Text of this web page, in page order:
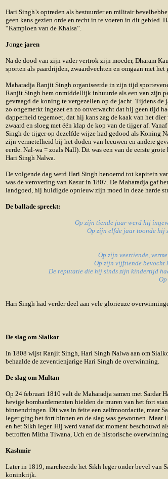
Hari Singh’s optreden als bestuurder en militair
geen kans gezien orde en recht in te voeren in dit gebied.
“Kampioen van de Khalsa”.
Jonge jaren
Na de dood van zijn vader vertrok zijn moeder, Dharam
sporten als paardrijden, zwaardvechten en omgaan met het
Maharadja Ranjit Singh organiseerde in zijn tijd
Ranjit Singh hem onmiddellijk inhuurde als een van zijn
gevraagd de koning te vergezellen op de jacht. Tijdens de
zo ongemerkt ingezet en zo onverwacht dat hij geen tijd
dapperheid tegemoet, dat hij kans zag de kaak van het
zwaard en sloeg met één klap de kop van de tijger af.
Singh de tijger op dezelfde wijze had gedood als Koning
zijn vermetelheid bij het doden van leeuwen en andere
eerde. Nal-wa = zoals Nall). Dit was een van de eerste
Hari Singh Nalwa.
De volgende dag werd Hari Singh benoemd tot kapitein
was de verovering van Kasur in 1807. De Maharadja gaf
landgoed, hij huldigde opnieuw zijn moed in deze harde
De ballade spreekt:
Op zijn tiende jaar werd hij
Op zijn elfde jaar toonde hij
Op zijn veertiende,
Op zijn vijftiende bevocht
De reputatie die hij sinds zijn kindertijd
Hari Singh had verder deel aan vele glorieuze
De slag om Sialkot
In 1808 wijst Ranjit Singh, Hari Singh Nalwa aan om
behaalde de zeventienjarige Hari Singh de overwinning.
De slag om Multan
Op 24 februari 1810 valt de Maharadja samen met Sardar
hevige bombardementen hielden de muren van het fort
binnendringen. Dit was in feite een zelfmoordactie, maar
leger ging het fort binnen en de slag was gewonnen.
en het Sikh leger. Hij werd vanaf dat moment beschouwd
betroffen Mitha Tiwana, Uch en de historische
Kashmir
Later in 1819, marcheerde het Sikh leger onder bevel van
koninkrijk.